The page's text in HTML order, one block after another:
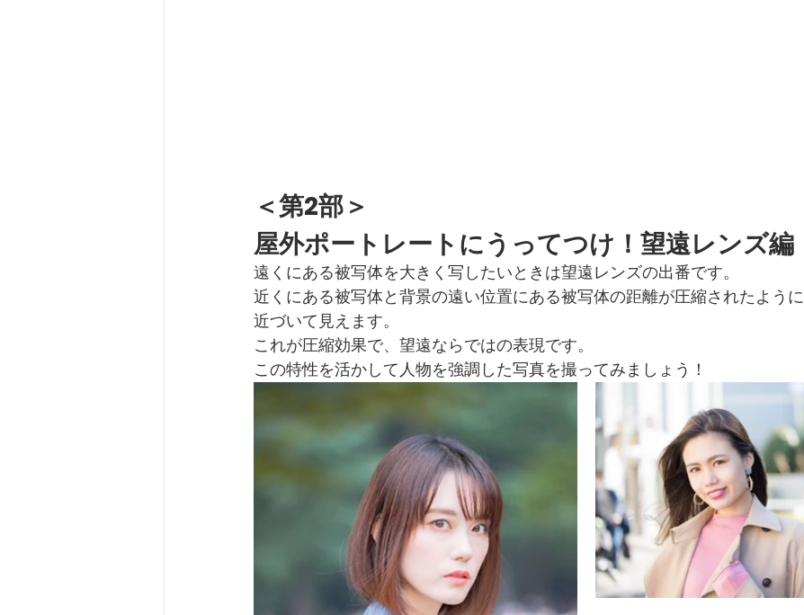
＜第2部＞
屋外ポートレートにうってつけ！望遠レンズ編
遠くにある被写体を大きく写したいときは望遠レンズの出番です。
近くにある被写体と背景の遠い位置にある被写体の距離が圧縮されたように
近づいて見えます。
これが圧縮効果で、望遠ならではの表現です。
この特性を活かして人物を強調した写真を撮ってみましょう！